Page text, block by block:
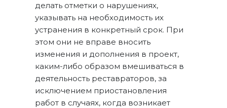
делать отметки о нарушениях,
указывать на необходимость их
устранения в конкретный срок. При
этом они не вправе вносить
изменения и дополнения в проект,
каким-либо образом вмешиваться в
деятельность реставраторов, за
исключением приостановления
работ в случаях, когда возникает